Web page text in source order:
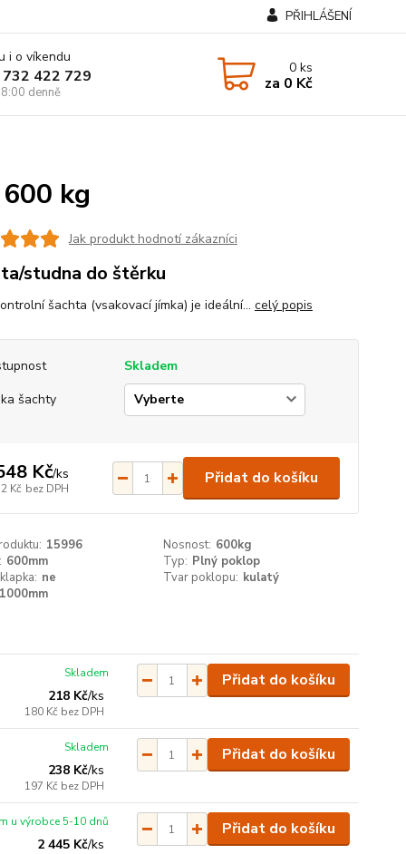
PŘIHLÁŠENÍ
i o víkendu
422 729
denně
0ks
za 0 Kč
kg
Jak produkt hodnotí zákazníci
studna do štěrku
šachta (vsakovací jímka) je ideální... celý popis
Skladem
šachty
Kč/ks
Kč bez DPH
Přidat do košíku
15996 Nosnost: 600kg
600mm Typ: Plný poklop
ne Tvar poklopu: kulatý
1000mm
218 Kč/ks
180 Kč bez DPH
Skladem Přidat do košíku
238 Kč/ks
197 Kč bez DPH
Skladem Přidat do košíku
2 445 Kč/ks
u výrobce 5-10 dnů Přidat do košíku